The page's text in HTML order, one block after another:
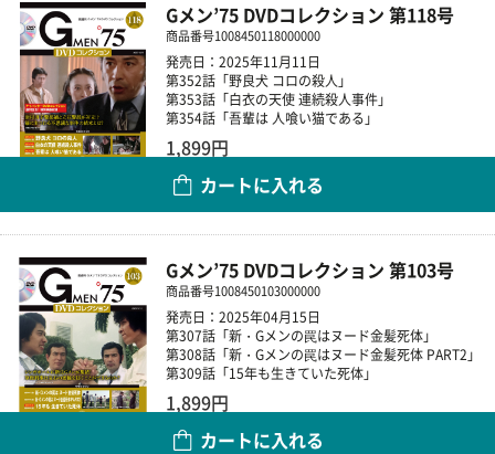
Gメン’75 DVDコレクション 第118号
商品番号1008450118000000
発売日：2025年11月11日
第352話「野良犬 コロの殺人」
第353話「白衣の天使 連続殺人事件」
第354話「吾輩は 人喰い猫である」
1,899円
カートに入れる
Gメン’75 DVDコレクション 第103号
商品番号1008450103000000
発売日：2025年04月15日
第307話「新・Gメンの罠はヌード金髪死体」
第308話「新・Gメンの罠はヌード金髪死体 PART2」
第309話「15年も生きていた死体」
1,899円
カートに入れる